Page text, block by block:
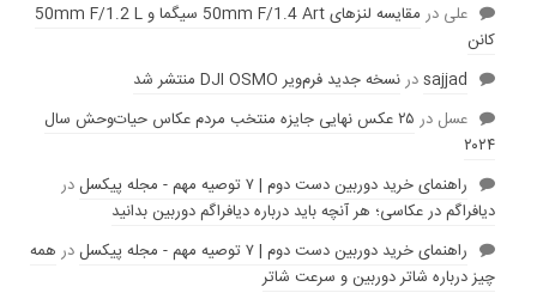
علی در
مقایسه لنز‌های 50mm F/1.4 Art سیگما و 50mm F/1.2 L
کانن
sajjadدرنسخه جدید فرم‌ویر DJI OSMO منتشر شد
عسل در
۲۵ عکس نهایی جایزه منتخب مردم عکاس حیات‌وحش سال
۲۰۲۴
راهنمای خرید دوربین دست دوم | ۷ توصیه مهم - مجله پیکسل
در
دیافراگم در عکاسی؛ هر آنچه باید درباره دیافراگم دوربین بدانید
راهنمای خرید دوربین دست دوم | ۷ توصیه مهم - مجله پیکسل
در همه
چیز درباره شاتر دوربین و سرعت شاتر